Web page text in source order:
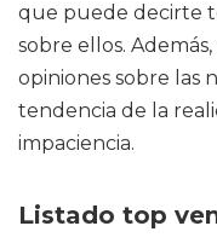
que puede decirte
sobre ellos.
opiniones sobre las
tendencia de la
impaciencia.
Listado top